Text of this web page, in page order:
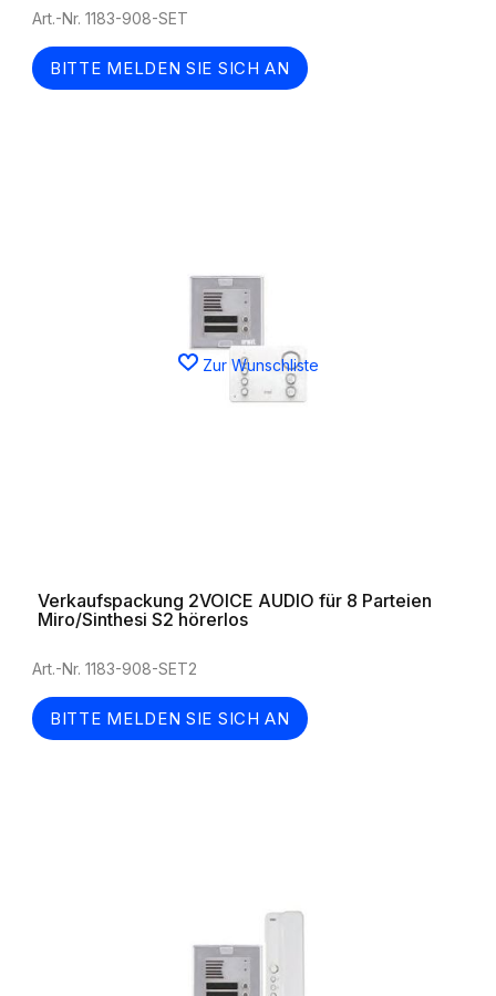
Art.-Nr. 1183-908-SET
BITTE MELDEN SIE SICH AN
Zur Wunschliste
Verkaufspackung 2VOICE AUDIO für 8 Parteien
Miro/Sinthesi S2 hörerlos
Art.-Nr. 1183-908-SET2
BITTE MELDEN SIE SICH AN